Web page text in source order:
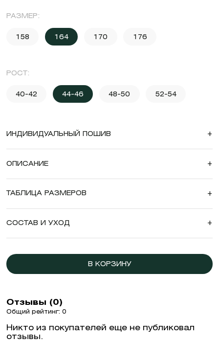
РАЗМЕР:
158 164 170 176
РОСТ:
40-42 44-46 48-50 52-54
ИНДИВИДУАЛЬНЫЙ ПОШИВ +
ОПИСАНИЕ +
ТАБЛИЦА РАЗМЕРОВ +
СОСТАВ И УХОД +
В КОРЗИНУ
Отзывы (0)
Общий рейтинг: 0
Никто из покупателей еще не публиковал
отзывы.